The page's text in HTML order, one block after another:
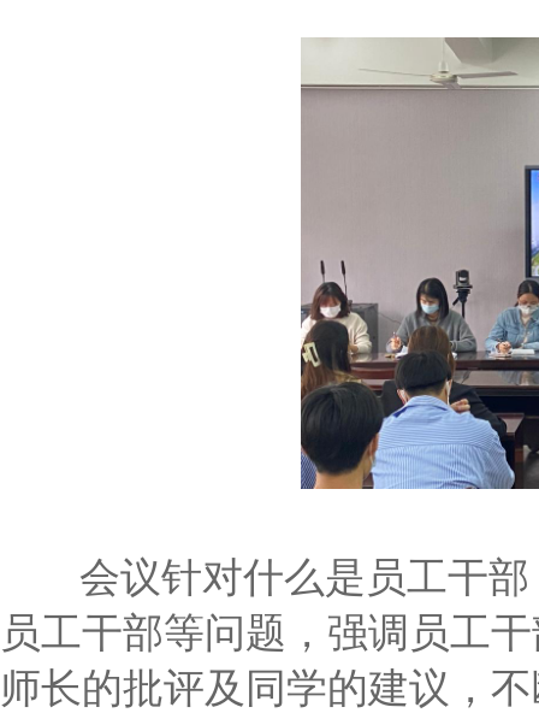
会议针对什么是员工干部
员工干部等问题，强调员工
师长的批评及同学的建议，